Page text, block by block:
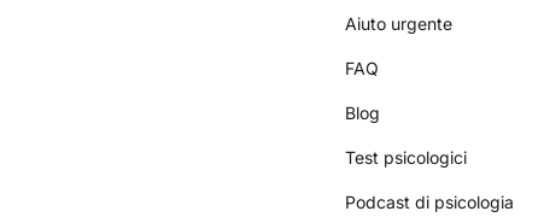
Aiuto urgente
FAQ
Blog
Test psicologici
Podcast di psicologia